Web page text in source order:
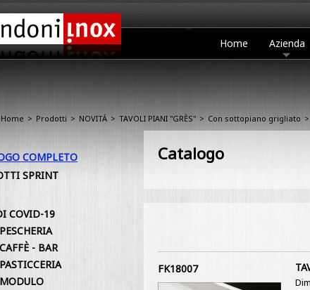
Home Azienda
Home > Prodotti > NOVITÁ > TAVOLI PIANI "GRÈS" > Con sottopiano grigliato >
Catalogo
FK18007
COMPLETO
SPRINT
COVID-19
- BAR